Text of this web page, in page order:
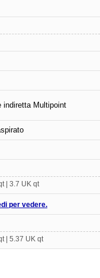
indiretta Multipoint
| 3.7 UK qt
per vedere.
| 5.37 UK qt